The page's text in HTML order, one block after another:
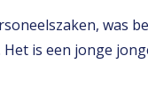
was
is een jonge